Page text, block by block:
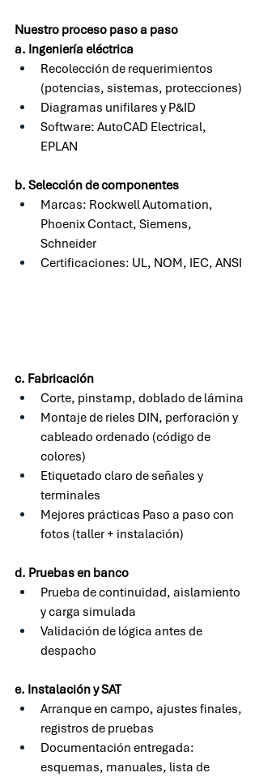
Nuestro proceso paso a paso
a. Ingeniería eléctrica
Recolección de requerimientos
(potencias, sistemas, protecciones)
Diagramas unifilares y P&ID
Software: AutoCAD Electrical,
EPLAN
b. Selección de componentes
Marcas: Rockwell Automation,
Phoenix Contact, Siemens,
Schneider
Certificaciones: UL, NOM, IEC, ANSI
c. Fabricación
Corte, pinstamp, doblado de lámina
Montaje de rieles DIN, perforación y
cableado ordenado (código de
colores)
Etiquetado claro de señales y
terminales
Mejores prácticas Paso a paso con
fotos (taller + instalación)
d. Pruebas en banco
Prueba de continuidad, aislamiento
y carga simulada
Validación de lógica antes de
despacho
e. Instalación y SAT
Arranque en campo, ajustes finales,
registros de pruebas
Documentación entregada:
esquemas, manuales, lista de